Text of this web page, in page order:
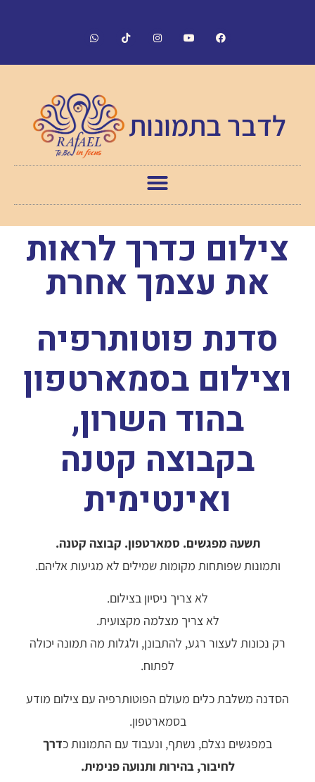
לדבר בתמונות
צילום כדרך לראות
את עצמך אחרת
סדנת פוטותרפיה
וצילום בסמארטפון
בהוד השרון,
בקבוצה קטנה
ואינטימית
תשעה מפגשים. סמארטפון. קבוצה קטנה.
ותמונות שפותחות מקומות שמילים לא מגיעות אליהם.
לא צריך ניסיון בצילום.
לא צריך מצלמה מקצועית.
רק נכונות לעצור רגע, להתבונן, ולגלות מה תמונה יכולה
לפתוח.
הסדנה משלבת כלים מעולם הפוטותרפיה עם צילום מודע
בסמארטפון.
במפגשים נצלם, נשתף, ונעבוד עם התמונות כדרך
לחיבור, בהירות ותנועה פנימית.